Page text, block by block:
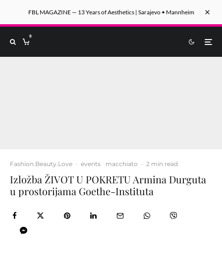
FBL MAGAZINE — 13 Years of Aesthetics | Sarajevo • Mannheim
0
Fashion.Beauty.Love · events macchiato · 2 min read
Izložba ŽIVOT U POKRETU Armina Durguta
u prostorijama Goethe-Instituta